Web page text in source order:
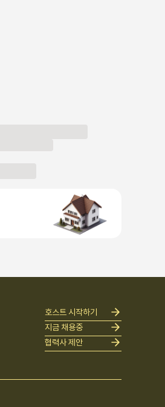
호스트 시작하기
지금 채용중
협력사 제안